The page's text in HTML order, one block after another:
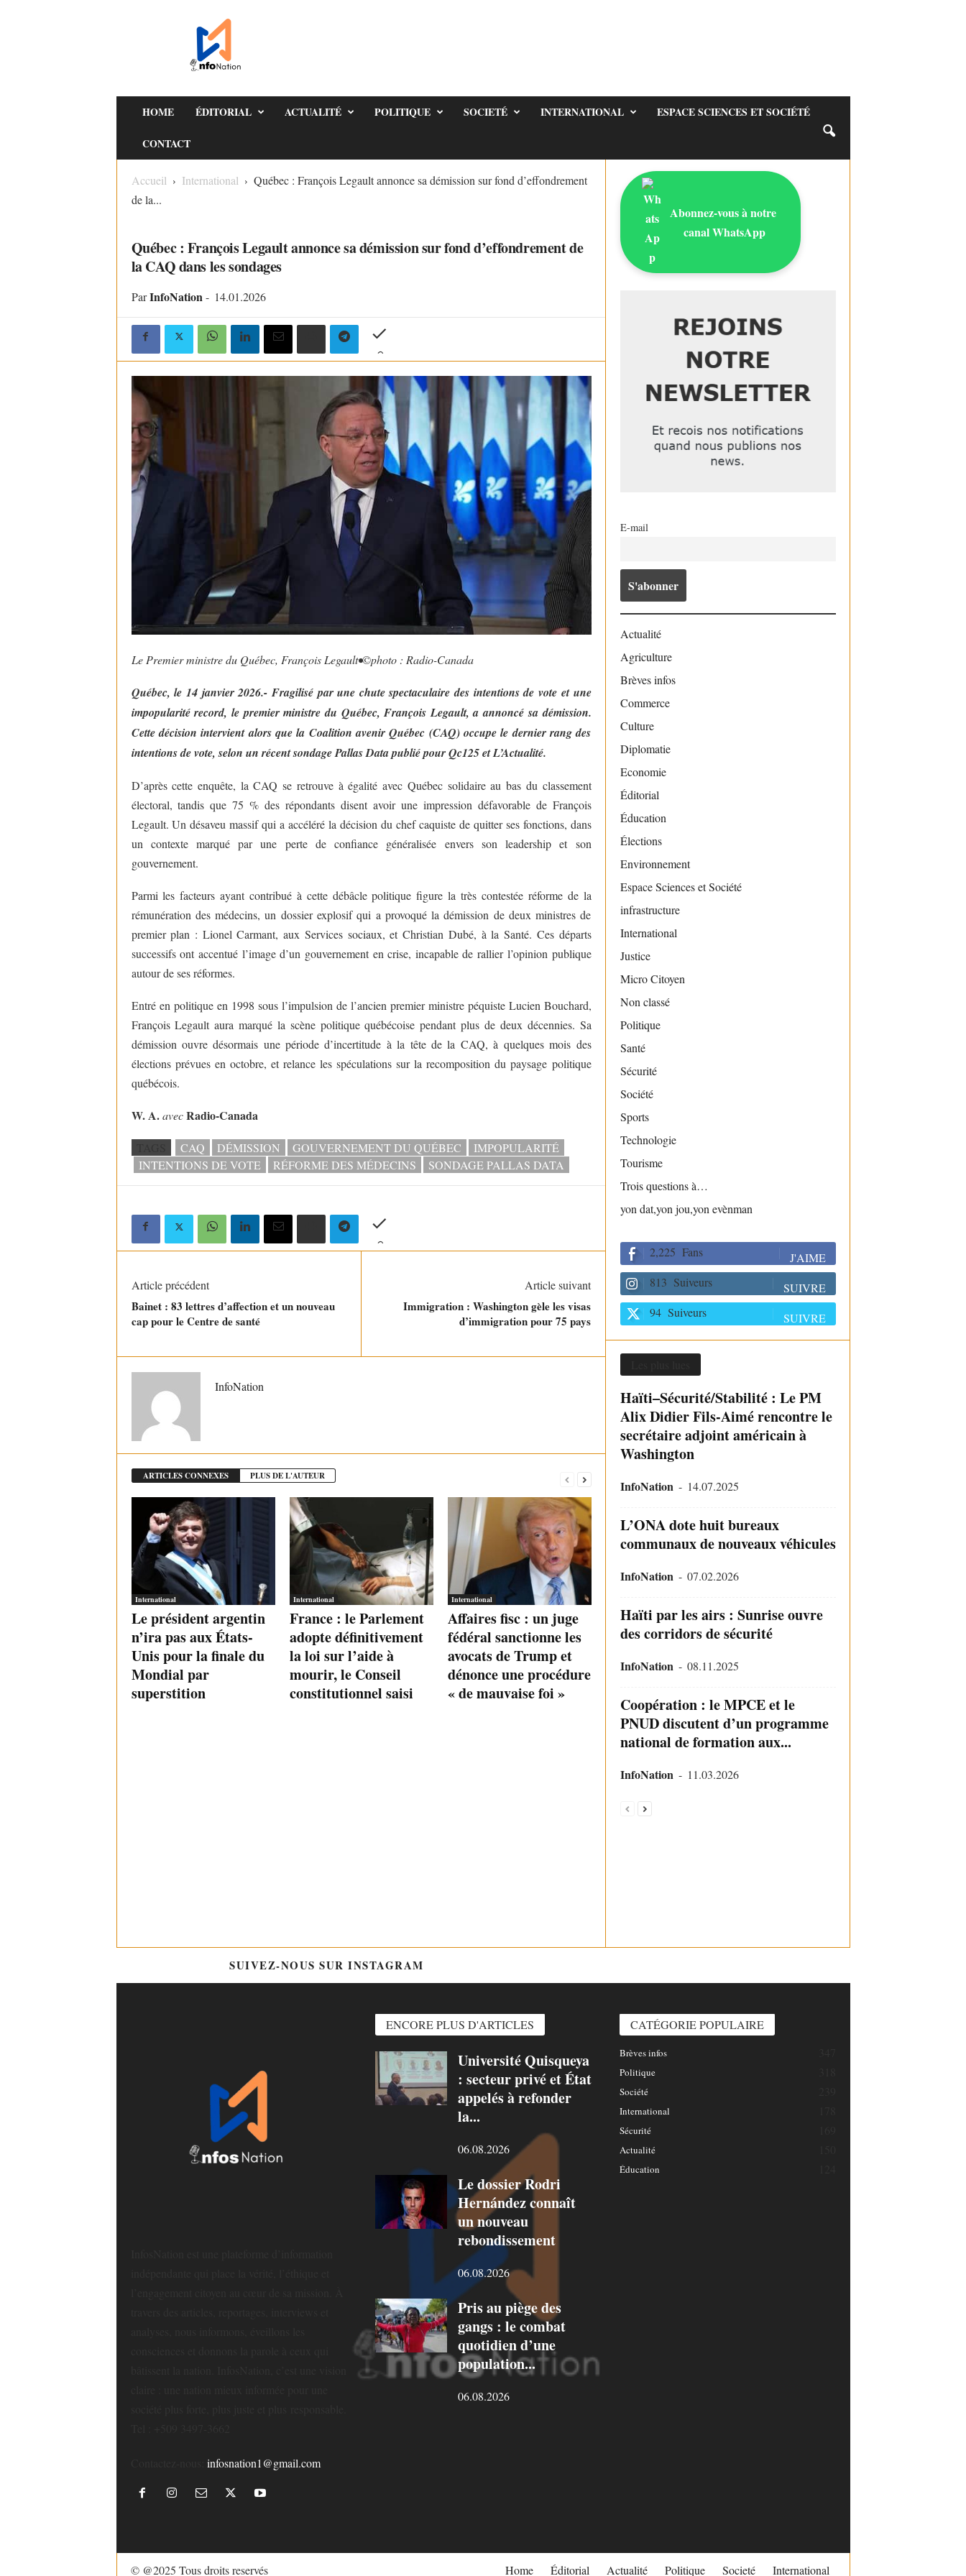
HOME ÉDITORIAL ACTUALITÉ POLITIQUE SOCIETÉ INTERNATIONAL ESPACE SCIENCES ET SOCIÉTÉ
CONTACT
Accueil International
Québec : François Legault annonce sa démission sur fond d’effondrement
de la...
Québec : François Legault annonce sa démission sur fond d’effondrement de
la CAQ dans les sondages
Par InfoNation - 14.01.2026
Le Premier ministre du Québec, François Legault•©️photo : Radio-Canada
Québec, le 14 janvier 2026.- Fragilisé par une chute spectaculaire des intentions de vote et une
impopularité record, le premier ministre du Québec, François Legault, a annoncé sa démission.
Cette décision intervient alors que la Coalition avenir Québec (CAQ) occupe le dernier rang des
intentions de vote, selon un récent sondage Pallas Data publié pour Qc125 et L’Actualité.
D’après cette enquête, la CAQ se retrouve à égalité avec Québec solidaire au bas du classement
électoral, tandis que 75 % des répondants disent avoir une impression défavorable de François
Legault. Un désaveu massif qui a accéléré la décision du chef caquiste de quitter ses fonctions, dans
un contexte marqué par une perte de confiance généralisée envers son leadership et son
gouvernement.
Parmi les facteurs ayant contribué à cette débâcle politique figure la très contestée réforme de la
rémunération des médecins, un dossier explosif qui a provoqué la démission de deux ministres de
premier plan : Lionel Carmant, aux Services sociaux, et Christian Dubé, à la Santé. Ces départs
successifs ont accentué l’image d’un gouvernement en crise, incapable de rallier l’opinion publique
autour de ses réformes.
Entré en politique en 1998 sous l’impulsion de l’ancien premier ministre péquiste Lucien Bouchard,
François Legault aura marqué la scène politique québécoise pendant plus de deux décennies. Sa
démission ouvre désormais une période d’incertitude à la tête de la CAQ, à quelques mois des
élections prévues en octobre, et relance les spéculations sur la recomposition du paysage politique
québécois.
W. A. avec Radio-Canada
CAQ DÉMISSION GOUVERNEMENT DU QUÉBEC
IMPOPULARITÉ
INTENTIONS DE VOTE
RÉFORME DES MÉDECINS SONDAGE PALLAS DATA
Article précédent
Bainet : 83 lettres d’affection et un nouveau
cap pour le Centre de santé
Article suivant
Immigration : Washington gèle les visas
d’immigration pour 75 pays
InfoNation
ARTICLES CONNEXES PLUS DE L'AUTEUR
International
Le président argentin
n’ira pas aux États-
Unis pour la finale du
Mondial par
superstition
International
France : le Parlement
adopte définitivement
la loi sur l’aide à
mourir, le Conseil
constitutionnel saisi
International
Affaires fisc : un juge
fédéral sanctionne les
avocats de Trump et
dénonce une procédure
« de mauvaise foi »
Abonnez-vous à notre
canal WhatsApp
E-mail
Actualité
Agriculture
Brèves infos
Commerce
Culture
Diplomatie
Economie
Éditorial
Éducation
Élections
Environnement
Espace Sciences et Société
infrastructure
International
Justice
Micro Citoyen
Non classé
Politique
Santé
Sécurité
Société
Sports
Technologie
Tourisme
Trois questions à…
yon dat,yon jou,yon evènman
2,225 Fans
J'AIME
813 Suiveurs
SUIVRE
94 Suiveurs SUIVRE
Haïti–Sécurité/Stabilité : Le PM
Alix Didier Fils-Aimé rencontre le
secrétaire adjoint américain à
Washington
InfoNation - 14.07.2025
L’ONA dote huit bureaux
communaux de nouveaux véhicules
InfoNation - 07.02.2026
Haïti par les airs : Sunrise ouvre
des corridors de sécurité
InfoNation - 08.11.2025
Coopération : le MPCE et le
PNUD discutent d’un programme
national de formation aux...
InfoNation - 11.03.2026
SUIVEZ-NOUS SUR INSTAGRAM
infosnation1@gmail.com
ENCORE PLUS D'ARTICLES
Université Quisqueya
: secteur privé et État
appelés à refonder
la...
06.08.2026
Le dossier Rodri
Hernández connaît
un nouveau
rebondissement
06.08.2026
Pris au piège des
gangs : le combat
quotidien d’une
population...
06.08.2026
CATÉGORIE POPULAIRE
Brèves infos
Politique
Société
International
Sécurité
Actualité
Éducation
Home Éditorial Actualité Politique Societé International
© @2025 Tous droits reservés